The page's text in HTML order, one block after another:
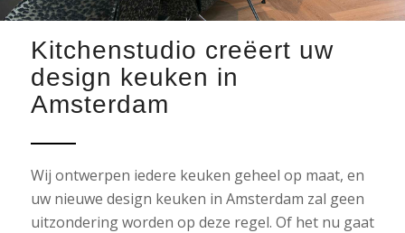
Kitchenstudio creëert uw
design keuken in
Amsterdam
Wij ontwerpen iedere keuken geheel op maat, en
uw nieuwe design keuken in Amsterdam zal geen
uitzondering worden op deze regel. Of het nu gaat